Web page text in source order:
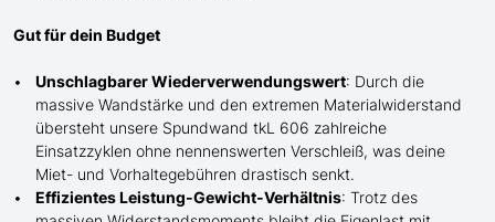
Gut für dein Budget
Unschlagbarer Wiederverwendungswert: Durch die
massive Wandstärke und den extremen Materialwiderstand
übersteht unsere Spundwand tkL 606 zahlreiche
Einsatzzyklen ohne nennenswerten Verschleiß, was deine
Miet- und Vorhaltegebühren drastisch senkt.
Effizientes Leistung-Gewicht-Verhältnis: Trotz des